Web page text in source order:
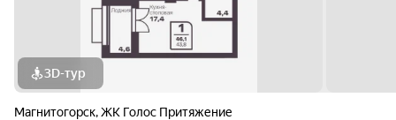
3D-тур
Магнитогорск,ЖК Голос Притяжение